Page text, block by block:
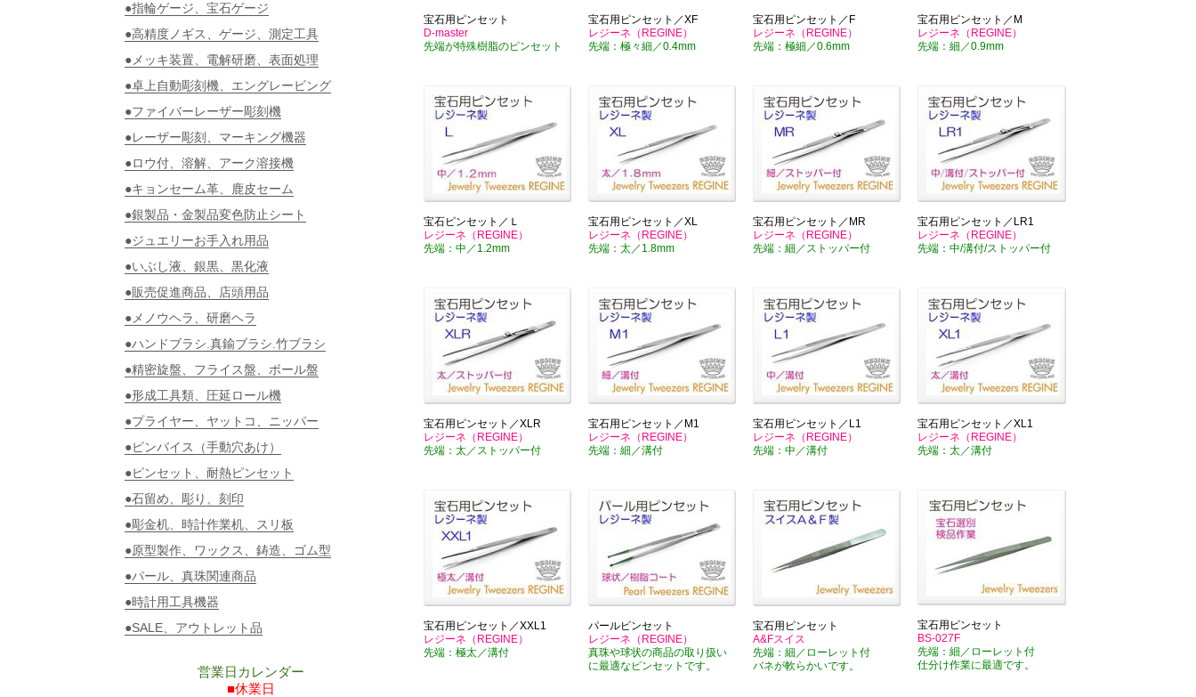
宝石用ピンセット
D-master
先端が特殊樹脂のピンセット
宝石用ピンセット／XF
レジーネ（REGINE）
先端：極々細／0.4mm
宝石用ピンセット／F
レジーネ（REGINE）
先端：極細／0.6mm
宝石用ピンセット／M
レジーネ（REGINE）
先端：細／0.9mm
宝石ピンセット／Ｌ
レジーネ（REGINE）
先端：中／1.2mm
宝石用ピンセット／XL
レジーネ（REGINE）
先端：太／1.8mm
宝石用ピンセット／MR
レジーネ（REGINE）
先端：細／ストッパー付
宝石用ピンセット／LR1
レジーネ（REGINE）
先端：中/溝付/ストッパー付
宝石用ピンセット／XLR
レジーネ（REGINE）
先端：太／ストッパー付
宝石用ピンセット／M1
レジーネ（REGINE）
先端：細／溝付
宝石用ピンセット／L1
レジーネ（REGINE）
先端：中／溝付
宝石用ピンセット／XL1
レジーネ（REGINE）
先端：太／溝付
宝石用ピンセット／XXL1
レジーネ（REGINE）
先端：極太／溝付
パールピンセット
レジーネ（REGINE）
真珠や球状の商品の取り扱い
に最適なピンセットです。
宝石用ピンセット
A&Fスイス
先端：細／ローレット付
バネが軟らかいです。
宝石用ピンセット
BS-027F
先端：細／ローレット付
仕分け作業に最適です。
●指輪ゲージ、宝石ゲージ
●高精度ノギス、ゲージ、測定工具
●メッキ装置、電解研磨、表面処理
●卓上自動彫刻機、エングレービング
●ファイバーレーザー彫刻機
●レーザー彫刻、マーキング機器
●ロウ付、溶解、アーク溶接機
●キョンセーム革、鹿皮セーム
●銀製品・金製品変色防止シート
●ジュエリーお手入れ用品
●いぶし液、銀黒、黒化液
●販売促進商品、店頭用品
●メノウヘラ、研磨ヘラ
●ハンドブラシ.真鍮ブラシ.竹ブラシ
●精密旋盤、フライス盤、ボール盤
●形成工具類、圧延ロール機
●プライヤー、ヤットコ、ニッパー
●ピンバイス（手動穴あけ）
●ピンセット、耐熱ピンセット
●石留め、彫り、刻印
●彫金机、時計作業机、スリ板
●原型製作、ワックス、鋳造、ゴム型
●パール、真珠関連商品
●時計用工具機器
●SALE、アウトレット品
営業日カレンダー
■休業日